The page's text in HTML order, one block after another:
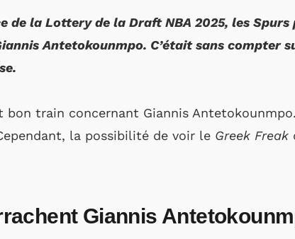
de la Lottery de la Draft NBA 2025, les
Antetokounmpo. C’était sans compter
bon train concernant Giannis
la possibilité de voir le Greek Freak
Giannis